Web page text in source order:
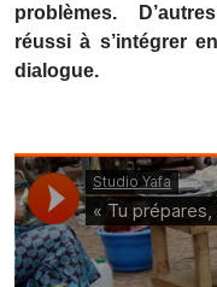
problèmes.
réussi à s’intégrer
dialogue.